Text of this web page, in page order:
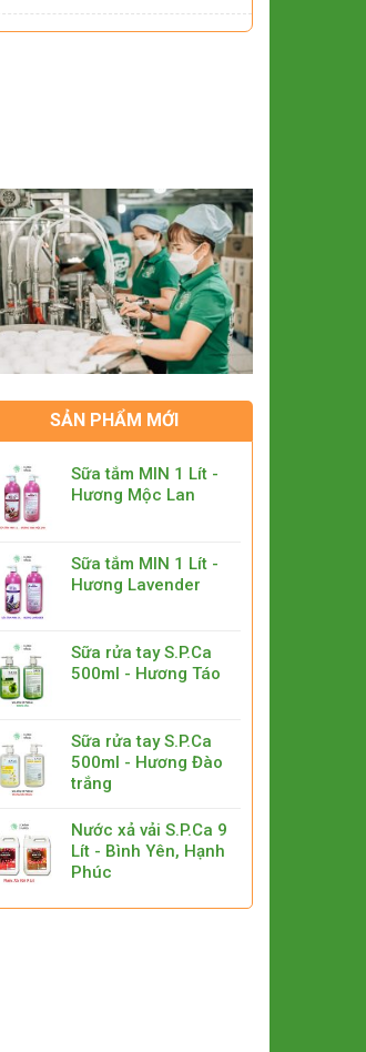
SẢN PHẨM MỚI
Sữa tắm MIN 1 Lít -
Hương Mộc Lan
Sữa tắm MIN 1 Lít -
Hương Lavender
Sữa rửa tay S.P.Ca
500ml - Hương Táo
Sữa rửa tay S.P.Ca
500ml - Hương Đào
trắng
Nước xả vải S.P.Ca 9
Lít - Bình Yên, Hạnh
Phúc